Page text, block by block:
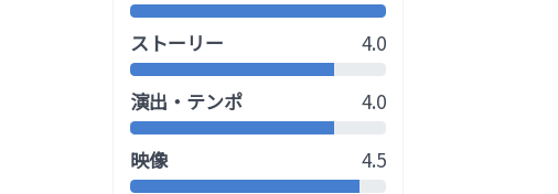
ストーリー 4.0
演出・テンポ 4.0
映像 4.5